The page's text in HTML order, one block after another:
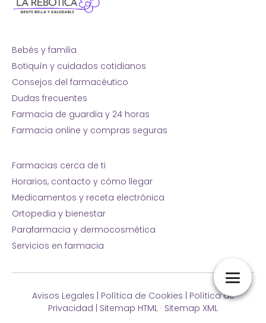
Bebés y familia
Botiquín y cuidados cotidianos
Consejos del farmacéutico
Dudas frecuentes
Farmacia de guardia y 24 horas
Farmacia online y compras seguras
Farmacias cerca de ti
Horarios, contacto y cómo llegar
Medicamentos y receta electrónica
Ortopedia y bienestar
Parafarmacia y dermocosmética
Servicios en farmacia
Avisos Legales Política de Cookies
Política de
Privacidad
Sitemap HTML · Sitemap XML